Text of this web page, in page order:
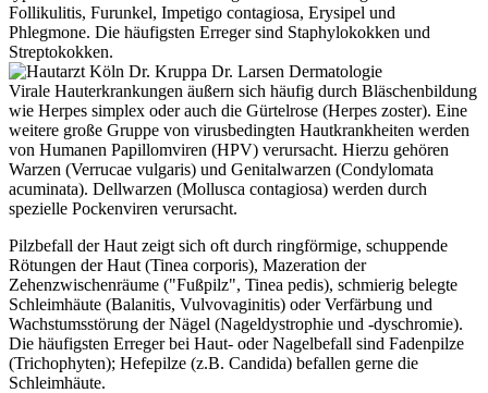
Follikulitis, Furunkel, Impetigo contagiosa, Erysipel und
Phlegmone. Die häufigsten Erreger sind Staphylokokken und
Streptokokken.
Virale Hauterkrankungen äußern sich häufig durch Bläschenbildung
wie Herpes simplex oder auch die Gürtelrose (Herpes zoster). Eine
weitere große Gruppe von virusbedingten Hautkrankheiten werden
von Humanen Papillomviren (HPV) verursacht. Hierzu gehören
Warzen (Verrucae vulgaris) und Genitalwarzen (Condylomata
acuminata). Dellwarzen (Mollusca contagiosa) werden durch
spezielle Pockenviren verursacht.
Pilzbefall der Haut zeigt sich oft durch ringförmige, schuppende
Rötungen der Haut (Tinea corporis), Mazeration der
Zehenzwischenräume ("Fußpilz", Tinea pedis), schmierig belegte
Schleimhäute (Balanitis, Vulvovaginitis) oder Verfärbung und
Wachstumsstörung der Nägel (Nageldystrophie und -dyschromie).
Die häufigsten Erreger bei Haut- oder Nagelbefall sind Fadenpilze
(Trichophyten); Hefepilze (z.B. Candida) befallen gerne die
Schleimhäute.